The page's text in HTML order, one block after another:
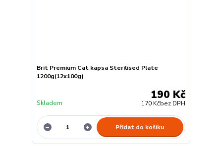
Brit Premium Cat kapsa Sterilised Plate
1200g(12x100g)
190 Kč
170 Kčbez DPH
Skladem
Přidat do košíku